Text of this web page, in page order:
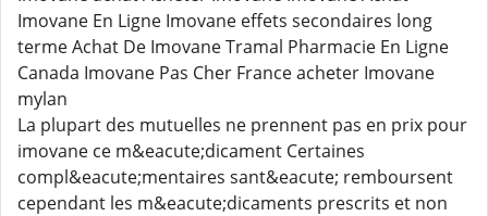
Imovane En Ligne Imovane effets secondaires long
terme Achat De Imovane Tramal Pharmacie En Ligne
Canada Imovane Pas Cher France acheter Imovane
mylan
La plupart des mutuelles ne prennent pas en prix pour
imovane ce m&eacute;dicament Certaines
compl&eacute;mentaires sant&eacute; remboursent
cependant les m&eacute;dicaments prescrits et non